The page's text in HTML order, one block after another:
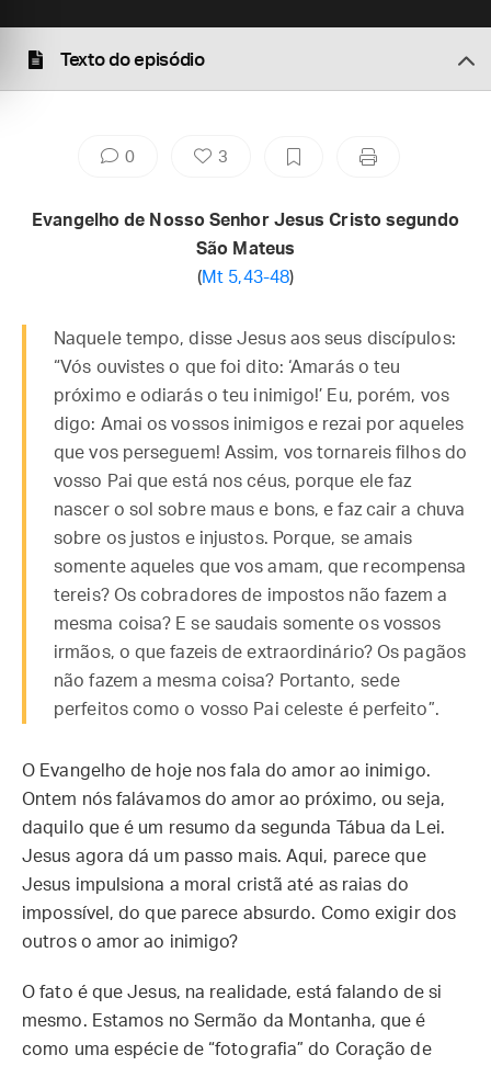
Texto do episódio
0 3
Evangelho de Nosso Senhor Jesus Cristo segundo
São Mateus
(Mt 5,43-48)
Naquele tempo, disse Jesus aos seus discípulos:
“Vós ouvistes o que foi dito: ‘Amarás o teu
próximo e odiarás o teu inimigo!’ Eu, porém, vos
digo: Amai os vossos inimigos e rezai por aqueles
que vos perseguem! Assim, vos tornareis filhos do
vosso Pai que está nos céus, porque ele faz
nascer o sol sobre maus e bons, e faz cair a chuva
sobre os justos e injustos. Porque, se amais
somente aqueles que vos amam, que recompensa
tereis? Os cobradores de impostos não fazem a
mesma coisa? E se saudais somente os vossos
irmãos, o que fazeis de extraordinário? Os pagãos
não fazem a mesma coisa? Portanto, sede
perfeitos como o vosso Pai celeste é perfeito”.
O Evangelho de hoje nos fala do amor ao inimigo.
Ontem nós falávamos do amor ao próximo, ou seja,
daquilo que é um resumo da segunda Tábua da Lei.
Jesus agora dá um passo mais. Aqui, parece que
Jesus impulsiona a moral cristã até as raias do
impossível, do que parece absurdo. Como exigir dos
outros o amor ao inimigo?
O fato é que Jesus, na realidade, está falando de si
mesmo. Estamos no Sermão da Montanha, que é
como uma espécie de “fotografia” do Coração de